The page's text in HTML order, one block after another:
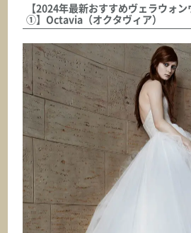
【2024年最新おすすめヴェラウォ
①】Octavia（オクタヴィア）